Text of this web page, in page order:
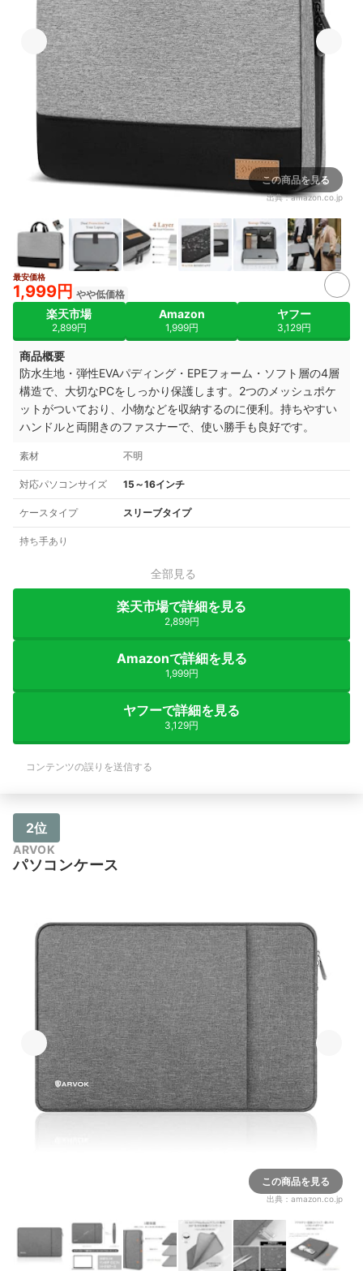
この商品を見る
出典：amazon.co.jp
最安価格
1,999円 やや低価格
楽天市場
2,899円
Amazon
1,999円
ヤフー
3,129円
商品概要
防水生地・弾性EVAパディング・EPEフォーム・ソフト層の4層
構造で、大切なPCをしっかり保護します。2つのメッシュポケ
ットがついており、小物などを収納するのに便利。持ちやすい
ハンドルと両開きのファスナーで、使い勝手も良好です。
素材 不明
対応パソコンサイズ 15～16インチ
ケースタイプ スリーブタイプ
持ち手あり
全部見る
楽天市場で詳細を見る
2,899円
Amazonで詳細を見る
1,999円
ヤフーで詳細を見る
3,129円
コンテンツの誤りを送信する
2位
ARVOK
パソコンケース
この商品を見る
出典： amazon.co.jp